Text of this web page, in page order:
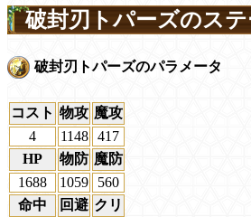
破封刃トパーズのステ
破封刃トパーズのパラメータ
コスト 物攻 魔攻
4
1148
417
HP
物防 魔防
1688
1059
560
命中
回避 クリ